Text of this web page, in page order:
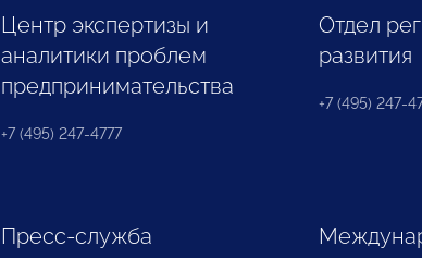
Центр экспертизы и
аналитики проблем
предпринимательства
+7 (495) 247-4777
Отдел
развития
+7 (495) 247-
Пресс-служба